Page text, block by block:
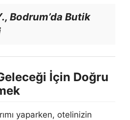
Bodrum’da Butik
İçin Doğru
yaparken, otelinizin